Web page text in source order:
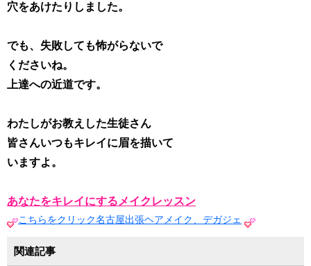
穴をあけたりしました。
でも、失敗しても怖がらないで
くださいね。
上達への近道です。
わたしがお教えした生徒さん
皆さんいつもキレイに眉を描いて
いますよ。
あなたをキレイにするメイクレッスン
こちらをクリック名古屋出張ヘアメイク、デガジェ
関連記事